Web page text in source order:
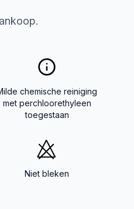
chemische reiniging
met perchloorethyleen
toegestaan
Niet bleken